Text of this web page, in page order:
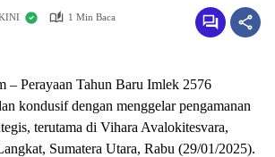
1 Min Baca
– Perayaan Tahun Baru Imlek 2576
kondusif dengan menggelar pengamanan
terutama di Vihara Avalokitesvara,
Sumatera Utara, Rabu (29/01/2025).